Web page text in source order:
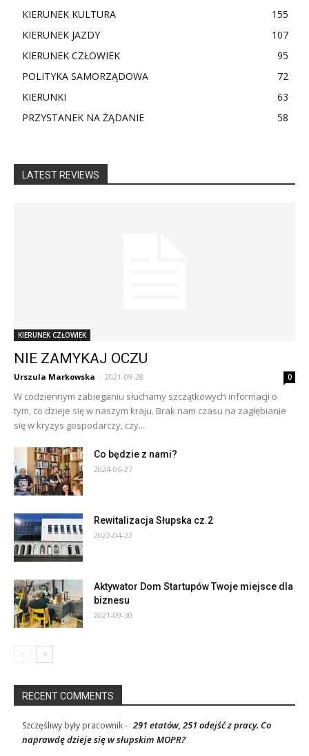
KIERUNEK KULTURA
155
KIERUNEK JAZDY
107
KIERUNEK CZŁOWIEK
95
POLITYKA SAMORZĄDOWA
72
KIERUNKI
63
PRZYSTANEK NA ŻĄDANIE
58
LATEST REVIEWS
KIERUNEK CZŁOWIEK
NIE ZAMYKAJ OCZU
Urszula Markowska - 2021-09-28 0
W codziennym zabieganiu słuchamy szczątkowych informacji o
tym, co dzieje się w naszym kraju. Brak nam czasu na zagłębianie
się w kryzys gospodarczy, czy...
Co będzie z nami?
2024-06-27
Rewitalizacja Słupska cz.2
2022-04-22
Aktywator Dom Startupów Twoje miejsce dla
biznesu
2021-09-30
RECENT COMMENTS
Szczęśliwy były pracownik- 291 etatów, 251 odejść z pracy. Co
naprawdę dzieje się w słupskim MOPR?